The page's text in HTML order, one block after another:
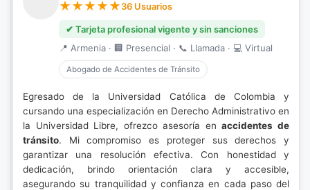
36 Usuarios
✔ Tarjeta profesional vigente y sin sanciones
📍 Armenia · 🏢 Presencial · 📞 Llamada · 💻 Virtual
Abogado de Accidentes de Tránsito
Egresado de la Universidad Católica de Colombia y
cursando una especialización en Derecho Administrativo en
la Universidad Libre, ofrezco asesoría enaccidentes de
tránsito. Mi compromiso es proteger sus derechos y
garantizar una resolución efectiva. Con honestidad y
dedicación, brindo orientación clara y accesible,
asegurando su tranquilidad y confianza en cada paso del